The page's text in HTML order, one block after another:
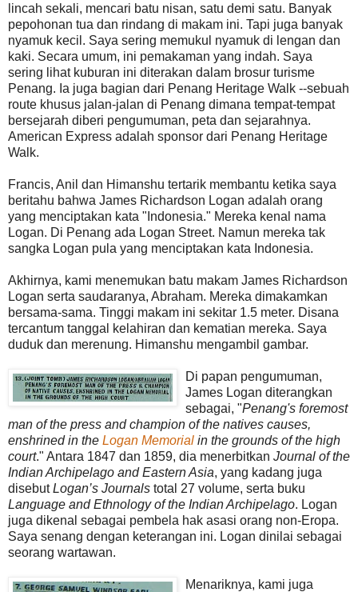
lincah sekali, mencari batu nisan, satu demi satu. Banyak
pepohonan tua dan rindang di makam ini. Tapi juga banyak
nyamuk kecil. Saya sering memukul nyamuk di lengan dan
kaki. Secara umum, ini pemakaman yang indah. Saya
sering lihat kuburan ini diterakan dalam brosur turisme
Penang. Ia juga bagian dari Penang Heritage Walk --sebuah
route khusus jalan-jalan di Penang dimana tempat-tempat
bersejarah diberi pengumuman, peta dan sejarahnya.
American Express adalah sponsor dari Penang Heritage
Walk.
Francis, Anil dan Himanshu tertarik membantu ketika saya
beritahu bahwa James Richardson Logan adalah orang
yang menciptakan kata "Indonesia." Mereka kenal nama
Logan. Di Penang ada Logan Street. Namun mereka tak
sangka Logan pula yang menciptakan kata Indonesia.
Akhirnya, kami menemukan batu makam James Richardson
Logan serta saudaranya, Abraham. Mereka dimakamkan
bersama-sama. Tinggi makam ini sekitar 1.5 meter. Disana
tercantum tanggal kelahiran dan kematian mereka. Saya
duduk dan merenung. Himanshu mengambil gambar.
Di papan pengumuman,
James Logan diterangkan
sebagai, "Penang's foremost
man of the press and champion of the natives causes,
enshrined in the Logan Memorial in the grounds of the high
court." Antara 1847 dan 1859, dia menerbitkan Journal of the
Indian Archipelago and Eastern Asia, yang kadang juga
disebutLogan’s Journals total 27 volume, serta buku
Language and Ethnology of the Indian Archipelago. Logan
juga dikenal sebagai pembela hak asasi orang non-Eropa.
Saya senang dengan keterangan ini. Logan dinilai sebagai
seorang wartawan.
Menariknya, kami juga